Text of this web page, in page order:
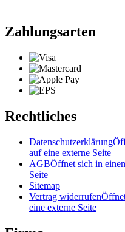
Zahlungsarten
Rechtliches
Datenschutzerklärung
auf eine externe Seite
AGBÖffnet sich in
Seite
Sitemap
Vertrag widerrufen
eine externe Seite